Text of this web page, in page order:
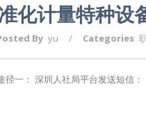
化计量特种设
By yu / Categories
径一： 深圳人社局平台发送短信